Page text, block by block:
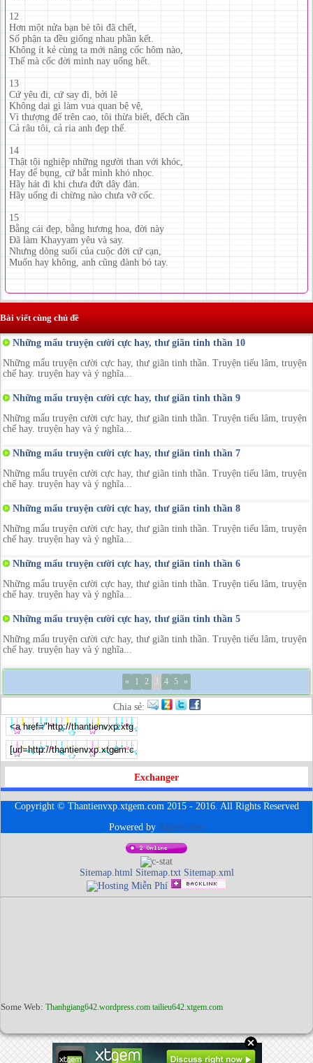
12
Hơn một nửa bạn bè tôi đã chết,
Số phận ta đều giống nhau phần kết.
Không ít kẻ cùng ta mới nâng cốc hôm nào,
Thế mà cốc đời mình nay uống hết.
13
Cứ yêu đi, cứ say đi, bởi lẽ
Không dại gì làm vua quan bệ vệ,
Vì thượng đế trên cao, tôi thừa biết, đếch cần
Cả râu tôi, cả ria anh đẹp thế.
14
Thật tội nghiệp những người than với khóc,
Hay để bụng, cứ bắt mình khó nhọc.
Hãy hát đi khi chưa đứt dây đàn.
Hãy uống đi chừng nào chưa vỡ cốc.
15
Bằng cái đẹp, bằng hương hoa, đời này
Đã làm Khayyam yêu và say.
Nhưng dòng suối của cuộc đời cứ cạn,
Muốn hay không, anh cũng đành bó tay.
Bài viết cùng chủ đề
Những mẩu truyện cười cực hay, thư giãn tinh thần 10
Những mẩu truyện cười cực hay, thư giãn tinh thần. Truyện tiếu lâm, truyện
chế hay. truyện hay và ý nghĩa...
Những mẩu truyện cười cực hay, thư giãn tinh thần 9
Những mẩu truyện cười cực hay, thư giãn tinh thần. Truyện tiếu lâm, truyện
chế hay. truyện hay và ý nghĩa...
Những mẩu truyện cười cực hay, thư giãn tinh thần 7
Những mẩu truyện cười cực hay, thư giãn tinh thần. Truyện tiếu lâm, truyện
chế hay. truyện hay và ý nghĩa...
Những mẩu truyện cười cực hay, thư giãn tinh thần 8
Những mẩu truyện cười cực hay, thư giãn tinh thần. Truyện tiếu lâm, truyện
chế hay. truyện hay và ý nghĩa...
Những mẩu truyện cười cực hay, thư giãn tinh thần 6
Những mẩu truyện cười cực hay, thư giãn tinh thần. Truyện tiếu lâm, truyện
chế hay. truyện hay và ý nghĩa...
Những mẩu truyện cười cực hay, thư giãn tinh thần 5
Những mẩu truyện cười cực hay, thư giãn tinh thần. Truyện tiếu lâm, truyện
chế hay. truyện hay và ý nghĩa...
« 1 2 3 4 5 »
Chia sẻ:
Exchanger
Copyright © Thantienvxp.xtgem.com 2015 - 2016. All Rights Reserved
Powered by Xtgem.com
Sitemap.html Sitemap.txt Sitemap.xml
Some Web: Thanhgiang642.wordpress.com tailieu642.xtgem.com